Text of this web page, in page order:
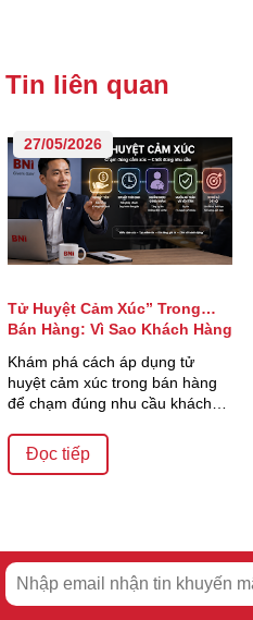
Tin liên quan
27/05/2026
Tử Huyệt Cảm Xúc” Trong
Bán Hàng: Vì Sao Khách Hàng
Giây?
Khám phá cách áp dụng tử
huyệt cảm xúc trong bán hàng
để chạm đúng nhu cầu khách
Đọc tiếp